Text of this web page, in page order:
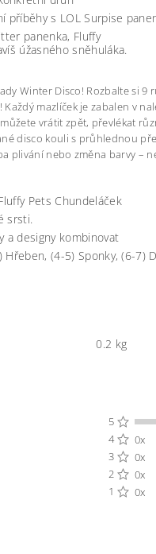
příběhy s LOL Surpise
panenka, Fluffy
úžasného sněhuláka.
Winter Disco! Rozbalte si
mazlíček je zabalen v
vrátit zpět, převlékat
disco kouli s průhlednou
plivání nebo změna barvy –
Pets Chundeláček
srsti.
a designy kombinovat
Hřeben, (4-5) Sponky, (6-7)
0.2 kg
5
4
0x
3
0x
2
0x
1
0x